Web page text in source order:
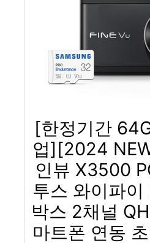
[한정기간
업][2024
인뷰 X3500
투스 와이파이
박스 2채널
마트폰 연동